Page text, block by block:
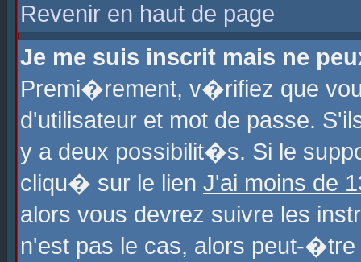
Revenir en haut de page
Je me suis inscrit mais ne
Premi�rement, v�rifiez que
d'utilisateur et mot de passe.
y a deux possibilit�s. Si le
cliqu� sur le lien J'ai moins de
alors vous devrez suivre les
n'est pas le cas, alors peut-